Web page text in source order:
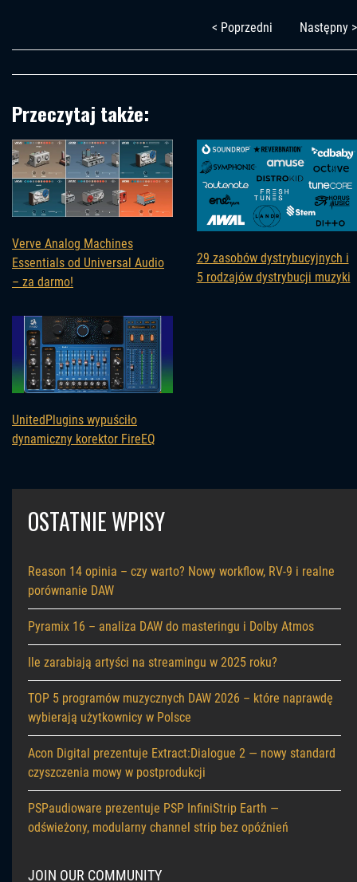
< Poprzedni Następny >
Przeczytaj także:
Verve Analog Machines
Essentials od Universal Audio
– za darmo!
29 zasobów dystrybucyjnych i
5 rodzajów dystrybucji muzyki
UnitedPlugins wypuściło
dynamiczny korektor FireEQ
OSTATNIE WPISY
Reason 14 opinia – czy warto? Nowy workflow, RV-9 i realne
porównanie DAW
Pyramix 16 – analiza DAW do masteringu i Dolby Atmos
Ile zarabiają artyści na streamingu w 2025 roku?
TOP 5 programów muzycznych DAW 2026 – które naprawdę
wybierają użytkownicy w Polsce
Acon Digital prezentuje Extract:Dialogue 2 — nowy standard
czyszczenia mowy w postprodukcji
PSPaudioware prezentuje PSP InfiniStrip Earth —
odświeżony, modularny channel strip bez opóźnień
JOIN OUR COMMUNITY